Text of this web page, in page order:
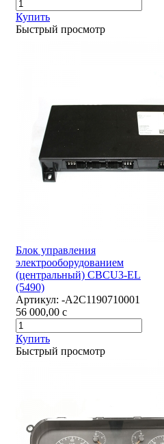
Купить
Быстрый просмотр
Блок управления
электрооборудованием
(центральный) CBCU3-EL
(5490)
Артикул: -А2С1190710001
56 000,00 c
Купить
Быстрый просмотр